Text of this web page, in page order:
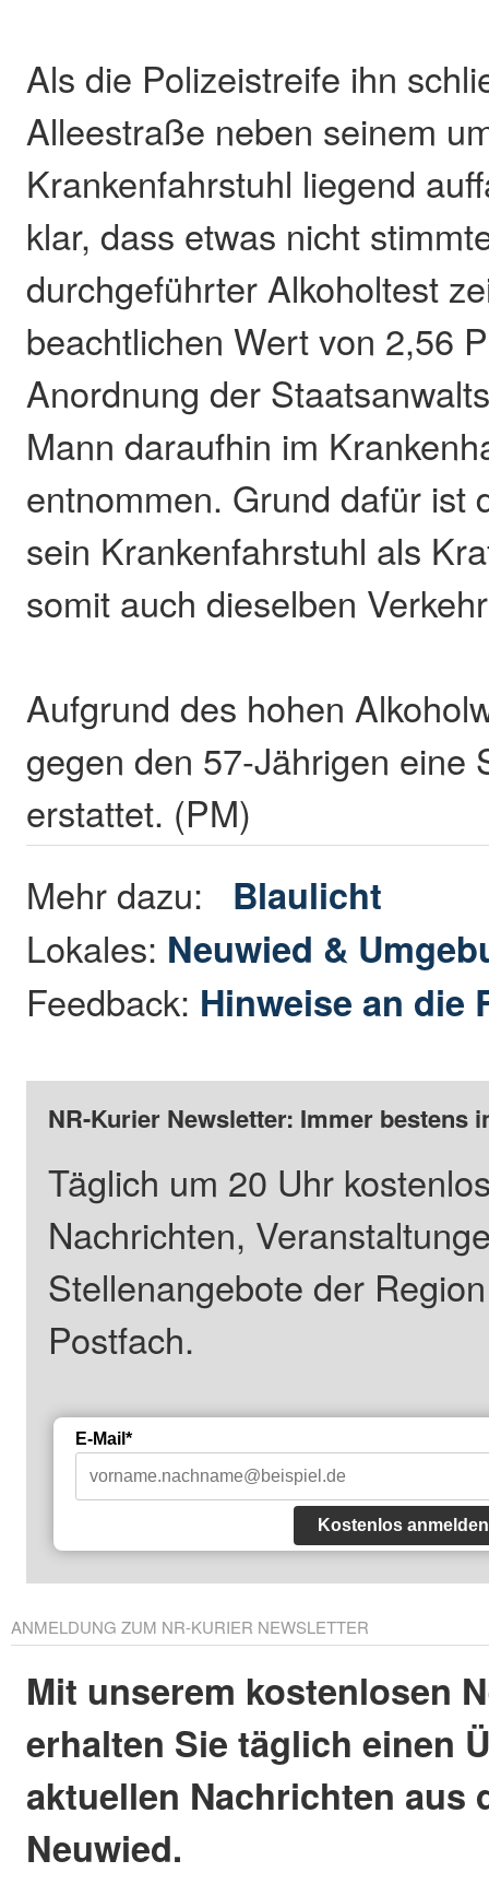
Als die Polizeistreife ihn
Alleestraße neben seinem
Krankenfahrstuhl liegend
klar, dass etwas nicht
durchgeführter Alkoholtest
beachtlichen Wert von 2,56
Anordnung der
Mann daraufhin im
entnommen. Grund dafür ist
sein Krankenfahrstuhl als
somit auch dieselben
Aufgrund des hohen
gegen den 57-Jährigen eine
erstattet. (PM)
Mehr dazu: Blaulicht
Lokales: Neuwied &
Feedback: Hinweise an die
NR-Kurier Newsletter: Immer bestens
Täglich um 20 Uhr
Nachrichten,
Stellenangebote der
Postfach.
E-Mail*
Kostenlos anmelden
ANMELDUNG ZUM NR-KURIER NEWSLETTER
Mit unserem kostenlosen
erhalten Sie täglich einen
aktuellen Nachrichten aus
Neuwied.